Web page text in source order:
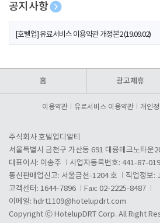
공지사항
[호텔업] 개인정보 처리방침 개정본1 (19.09.02)
[호텔업] 유료서비스 이용약관 개정본2 (19.09.02)
홈 광고제휴
이용약관 유료서비스 이용약관 개인
주식회사 호텔업디알티
서울특별시 금천구 가산동 691 대륭테크노타운
대표이사: 이송주
사업자등록번호: 441-87-
통신판매업신고: 서울금천-1204 호
직업정보:
고객센터: 1644-7896
Fax: 02-2225-8487
이메일: hdrt1109@hotelupdrt.com
Copyright ⓒ HotelupDRT Corp. All Right